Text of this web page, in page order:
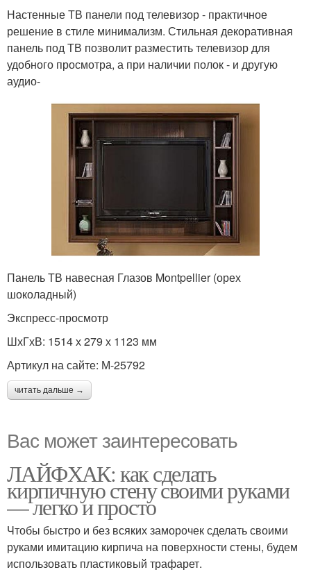
Настенные ТВ панели под телевизор - практичное
решение в стиле минимализм. Стильная декоративная
панель под ТВ позволит разместить телевизор для
удобного просмотра, а при наличии полок - и другую
аудио-
Панель ТВ навесная Глазов Montpellier (орех
шоколадный)
Экспресс-просмотр
ШхГхВ: 1514 х 279 х 1123 мм
Артикул на сайте: М-25792
читать дальше →
Вас может заинтересовать
ЛАЙФХАК: как сделать
кирпичную стену своими руками
— легко и просто
Чтобы быстро и без всяких заморочек сделать своими
руками имитацию кирпича на поверхности стены, будем
использовать пластиковый трафарет.